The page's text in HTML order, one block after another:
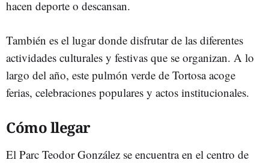
hacen deporte o descansan.
También es el lugar donde disfrutar de las diferentes
actividades culturales y festivas que se organizan. A lo
largo del año, este pulmón verde de Tortosa acoge
ferias, celebraciones populares y actos institucionales.
Cómo llegar
El Parc Teodor González se encuentra en el centro de